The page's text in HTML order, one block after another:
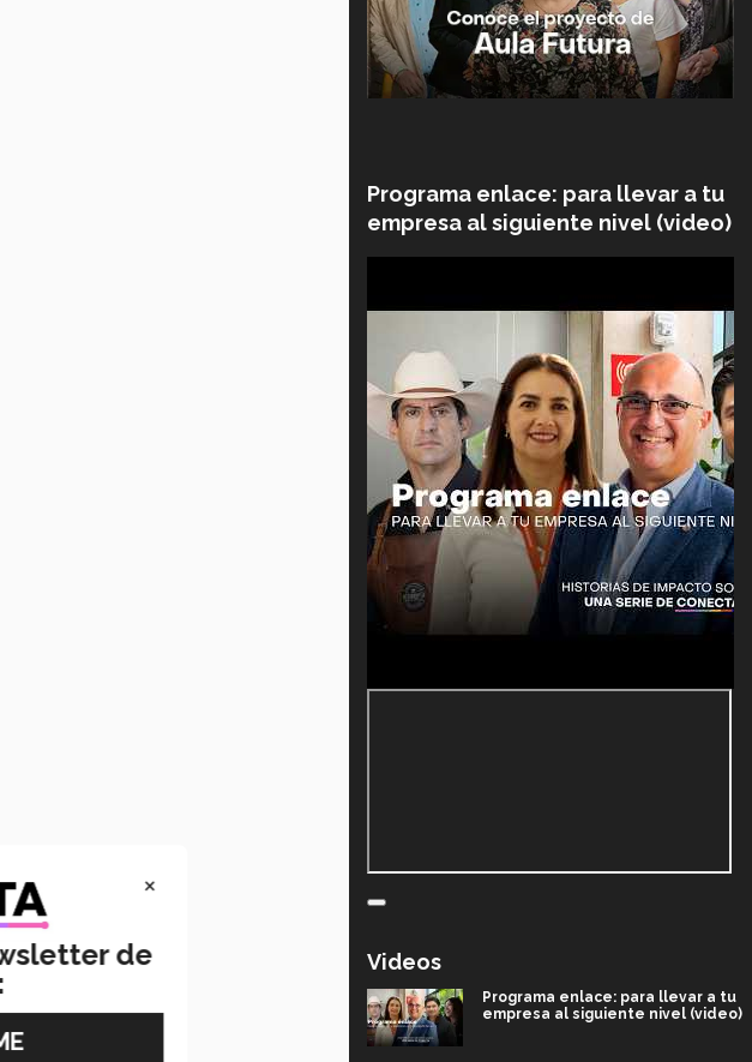
Programa enlace: para llevar a tu
empresa al siguiente nivel (video)
Videos
Programa enlace: para llevar a tu
empresa al siguiente nivel (video)
×
de